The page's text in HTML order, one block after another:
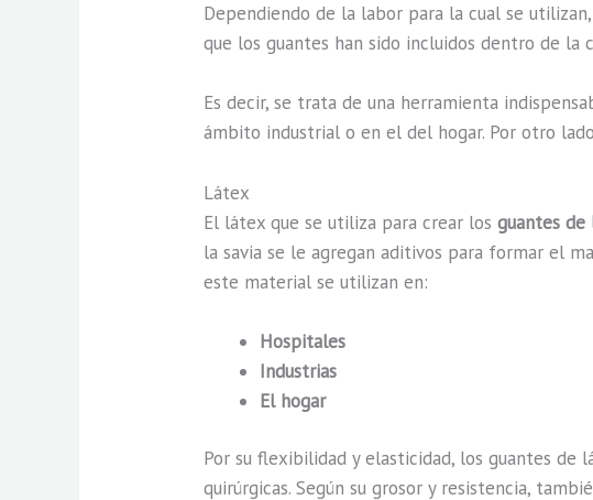
Dependiendo de la labor para la cual se
que los guantes han sido incluidos dentro de la
Es decir, se trata de una herramienta
ámbito industrial o en el del hogar. Por otro
Látex
El látex que se utiliza para crear losguantes de
la savia se le agregan aditivos para formar el
este material se utilizan en:
Hospitales
Industrias
El hogar
Por su flexibilidad y elasticidad, los guantes de
quirúrgicas. Según su grosor y resistencia,